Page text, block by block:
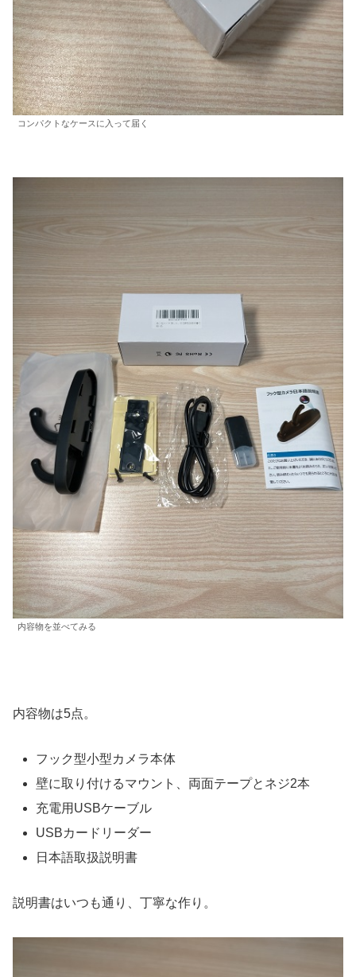
コンパクトなケースに入って届く
内容物を並べてみる
内容物は5点。
フック型小型カメラ本体
壁に取り付けるマウント、両面テープとネジ2本
充電用USBケーブル
USBカードリーダー
日本語取扱説明書
説明書はいつも通り、丁寧な作り。